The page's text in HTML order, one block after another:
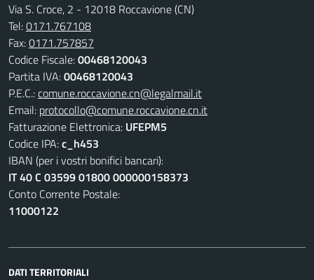
Via S. Croce, 2 - 12018 Roccavione (CN)
Tel:0171.767108
Fax:0171.757857
Codice Fiscale:00468120043
Partita IVA:00468120043
P.E.C.:comune.roccavione.cn@legalmail.it
Email: protocollo@comune.roccavione.cn.it
Fatturazione Elettronica: UFEPM5
Codice IPA:c_h453
IBAN (per i vostri bonifici bancari):
IT 40 C 03599 01800 000000158373
Conto Corrente Postale:
11000122
DATI TERRITORIALI